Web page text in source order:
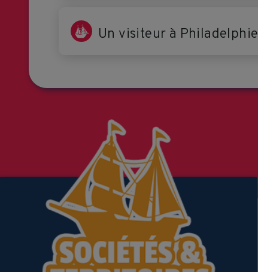
Un visiteur à Philadelphie